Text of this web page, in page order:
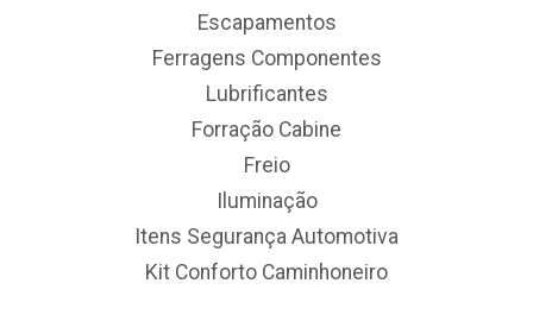
Escapamentos
Ferragens Componentes
Lubrificantes
Forração Cabine
Freio
Iluminação
Itens Segurança Automotiva
Kit Conforto Caminhoneiro